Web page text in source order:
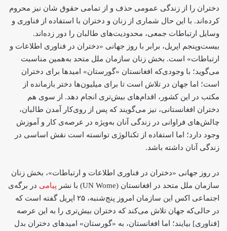
دختران را از زندگی عمومی حذف و از تمامی حقوق شان نیز محروم
کرده‌اند. با این حال شماری از زنان و دختران با استفاده از فناوری و
وسایل ارتباطات جمعی، محدودیت‌های طالبان را دور زده‌اند.
بیست‌وپنجم اپریل، برابر با روز جهانی «دختران در فناوری اطلاعات و
ارتباطات» است. بخش زنان سازمان ملل متحد به‌همین مناسبت
می‌گوید؛ با وجودی‌که افغانستان «گورستان» امیدها برای دختران
است؛ اما جهان در تلاش است تا برای میلیون‌ها دختر بازمانده از
مکتب در این کشور، اقدام‌های بیش‌تری انجام دهد. از سوی هم
دختران افغانستانی، نیز می‌گویند که پس از روی‌کار آمدن طالبان،
چالش‌های فراوانی در زندگی آنان به‌ویژه در عرصه‌ی کار و آموزش
وجود دارد؛ اما استفاده از تکنالوژی توانسته‌ است نقش اساسی در
زندگی آنان داشته باشد.
در روز جهانی «دختران در فناوری اطلاعات و ارتباطات»، بخش زنان
سازمان ملل متحد در افغانستان (UN Wome) با نشر
پیامی در برگه‌ی
اجتماعی اکس این سازمان امروز پنج‌شنبه، ۲۵ اپریل گفته است که
در حالی‌که جهان تلاش می‌کند که دختران بیش‌تری را به این عرصه
[فناوری] بیایند؛ اما افغانستان، به «گورستان» امیدهای دختران بدل